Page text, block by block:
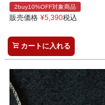
2buy10%OFF対象商品
販売価格 ¥5,390税込
カートに入れる